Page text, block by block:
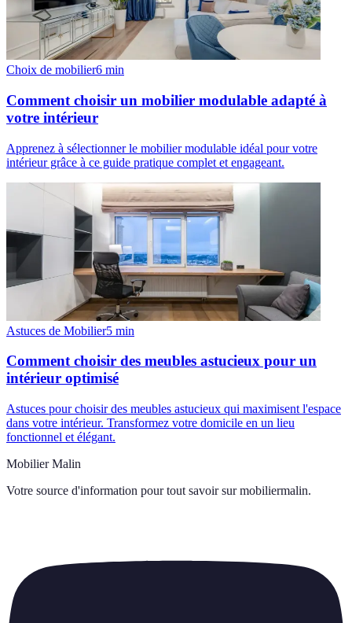
Choix de mobilier6 min
Comment choisir un mobilier modulable adapté à
votre intérieur
Apprenez à sélectionner le mobilier modulable idéal pour votre
intérieur grâce à ce guide pratique complet et engageant.
Astuces de Mobilier5 min
Comment choisir des meubles astucieux pour un
intérieur optimisé
Astuces pour choisir des meubles astucieux qui maximisent l'espace
dans votre intérieur. Transformez votre domicile en un lieu
fonctionnel et élégant.
Mobilier Malin
Votre source d'information pour tout savoir sur mobiliermalin.